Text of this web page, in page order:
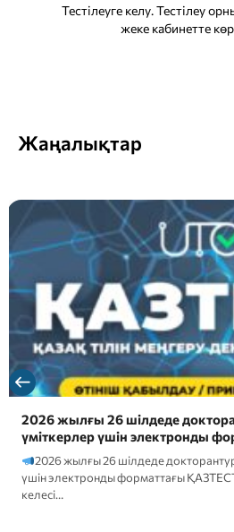
Тестілеуге келу. Тестілеу
жеке кабинетте
Жаңалықтар
Сәлем, болашақ талапкерлер!
Болашақ мамандығыңызды әлі
edunavigator.kz платформасындағы
өтіп, өзіңізге…